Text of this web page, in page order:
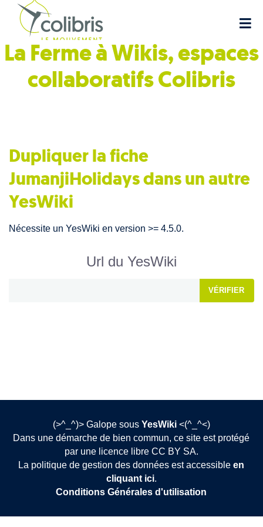
La Ferme à Wikis, espaces
collaboratifsColibris
Dupliquer la fiche
JumanjiHolidays dans un autre
YesWiki
Nécessite un YesWiki en version >= 4.5.0.
Url du YesWiki
VÉRIFIER
(>^_^)> Galope sous YesWiki <(^_^<)
Dans une démarche de bien commun, ce site est protégé
par une licence libre CC BY SA.
La politique de gestion des données est accessibleen
cliquant ici.
Conditions Générales d'utilisation